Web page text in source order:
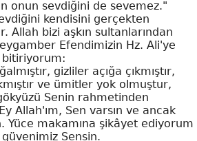
onun sevdiğini de sevemez."
kendisini gerçekten
Allah bizi aşkın sultanlarından
Efendimizin Hz. Ali'ye
gizliler açığa çıkmıştır,
ve ümitler yok olmuştur,
Senin rahmetinden
Allah'ım, Sen varsın ve ancak
Yüce makamına şikâyet ediyorum
Sensin.